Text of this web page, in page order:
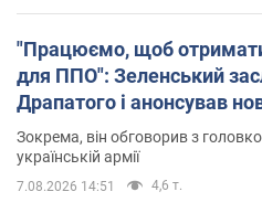
"Працюємо, щоб
для ППО": Зеленський
Драпатого і анонсував
Зокрема, він обговорив з
українській армії
7.08.2026 14:51 4,6 т.